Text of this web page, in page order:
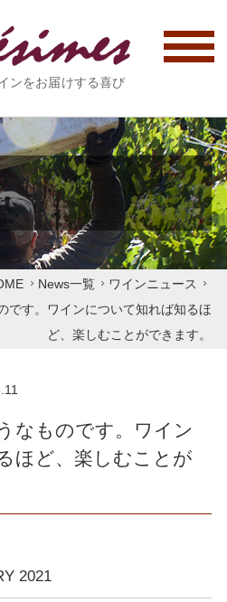
ンをお届けする喜び
News一覧
ワインニュース
です。ワインについて知れば知るほ
ど、楽しむことができます。
なものです。ワイン
ほど、楽しむことが
2021